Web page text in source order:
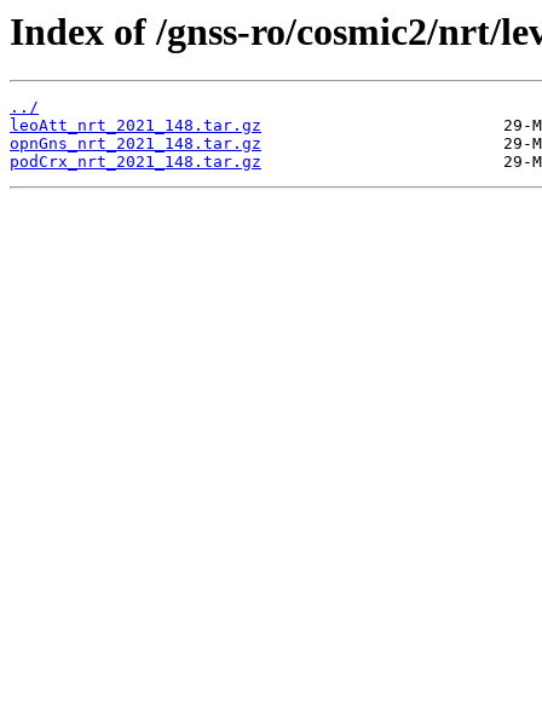
Index of /gnss-ro/cosmic2/nrt/
../
leoAtt_nrt_2021_148.tar.gz
opnGns_nrt_2021_148.tar.gz
podCrx_nrt_2021_148.tar.gz